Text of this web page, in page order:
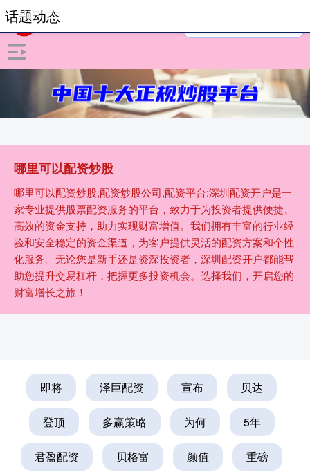
哪里可以配资炒股
哪里可以配资炒股,配资炒股公司,配资平台:深圳配资开户是一
家专业提供股票配资服务的平台，致力于为投资者提供便捷、
高效的资金支持，助力实现财富增值。我们拥有丰富的行业经
验和安全稳定的资金渠道，为客户提供灵活的配资方案和个性
化服务。无论您是新手还是资深投资者，深圳配资开户都能帮
助您提升交易杠杆，把握更多投资机会。选择我们，开启您的
财富增长之旅！
话题动态
即将 泽巨配资 宣布 贝达
登顶 多赢策略 为何 5年
君盈配资 贝格富 颜值 重磅